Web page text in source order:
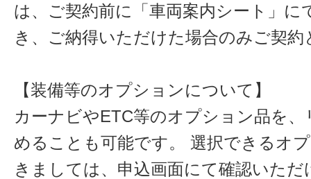
は、ご契約前に「車両案内シート」に
き、ご納得いただけた場合のみご契約
【装備等のオプションについて】
カーナビやETC等のオプション品を、
めることも可能です。 選択できるオ
きましては、申込画面にて確認いただ